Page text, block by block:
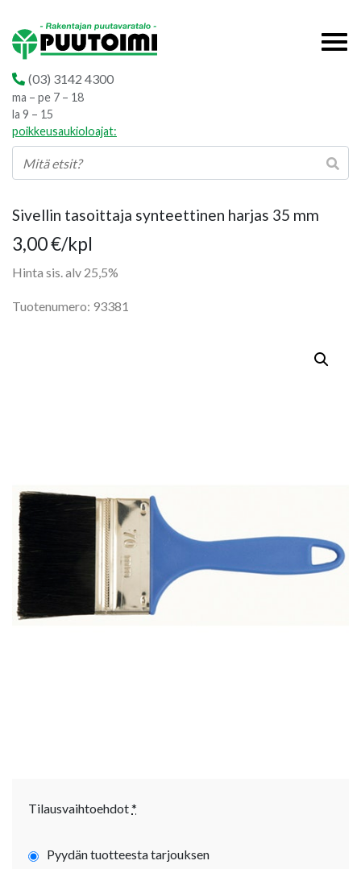
(03) 3142 4300
ma – pe 7 – 18
la 9 – 15
poikkeusaukioloajat:
Sivellin tasoittaja synteettinen harjas 35 mm
3,00€/kpl
Hinta sis. alv 25,5%
Tuotenumero: 93381
Tilausvaihtoehdot*
Pyydän tuotteesta tarjouksen